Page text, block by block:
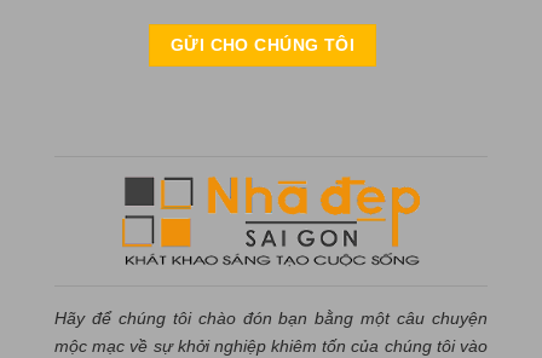
Hãy để chúng tôi chào đón bạn bằng một câu chuyện
mộc mạc về sự khởi nghiệp khiêm tốn của chúng tôi vào